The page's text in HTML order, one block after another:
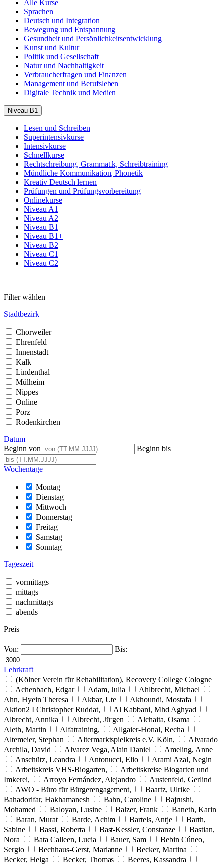
Alle Kurse
Sprachen
Deutsch und Integration
Bewegung und Entspannung
Gesundheit und Persönlichkeitsentwicklung
Kunst und Kultur
Politik und Gesellschaft
Natur und Nachhaltigkeit
Verbraucherfragen und Finanzen
Management und Berufsleben
Digitale Technik und Medien
Niveau B1
Lesen und Schreiben
Superintensivkurse
Intensivkurse
Schnellkurse
Rechtschreibung, Grammatik, Schreibtraining
Mündliche Kommunikation, Phonetik
Kreativ Deutsch lernen
Prüfungen und Prüfungsvorbereitung
Onlinekurse
Niveau A1
Niveau A2
Niveau B1
Niveau B1+
Niveau B2
Niveau C1
Niveau C2
Filter wählen
Stadtbezirk
Chorweiler
Ehrenfeld
Innenstadt
Kalk
Lindenthal
Mülheim
Nippes
Online
Porz
Rodenkirchen
Datum
Beginn von
Beginn bis
Wochentage
Montag
Dienstag
Mittwoch
Donnerstag
Freitag
Samstag
Sonntag
Tageszeit
vormittags
mittags
nachmittags
abends
Preis
Von: Bis:
Lehrkraft
(Kölner Verein für Rehabilitation), Recovery College Cologne
Achenbach, Edgar
Adam, Julia
Ahlbrecht, Michael
Ahn, Hyein Theresa
Akbar, Ute
Akhoundi, Mostafa
Aktion2 I Christopher Ruddat,
Al Kabbani, Mhd Aghyad
Albrecht, Annika
Albrecht, Jürgen
Alchaita, Osama
Aleth, Martin
Alfatraining,
Allgaier-Honal, Recha
Altemeier, Stephan
Altermarktspielkreis e.V. Köln,
Alvarado
Archila, David
Alvarez Vega, Alain Daniel
Ameling, Anne
Anschütz, Leandra
Antonucci, Elio
Arami Azal, Negin
Arbeitskreis VHS-Biogarten,
Arbeitskreise Biogarten und
Imkerei,
Arroyo Fernández, Alejandro
Austenfeld, Gerlind
AWO - Büro für Bürgerengagement,
Baartz, Ulrike
Bahadorifar, Hakhamanesh
Bahn, Caroline
Bajrushi,
Mohamed
Baloyan, Lusine Balzer, Frank
Baneth, Karin
Baran, Murat
Barde, Achim Bartels, Antje
Barth,
Sabine
Bassi, Roberta Bast-Kessler, Constanze
Bastian,
Nora
Bata Calleen, Lucia Bauer, Sam
Bebin Cúneo,
Sergio
Bechhaus-Gerst, Marianne
Becker, Martina
Becker, Helga
Becker, Thomas
Beeres, Kassandra